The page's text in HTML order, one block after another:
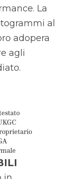
La
al
adopera
agli